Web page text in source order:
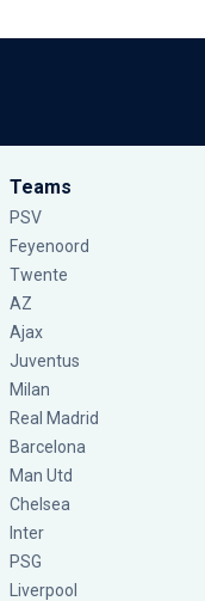
Teams
PSV
Feyenoord
Twente
AZ
Ajax
Juventus
Milan
Real Madrid
Barcelona
Man Utd
Chelsea
Inter
PSG
Liverpool